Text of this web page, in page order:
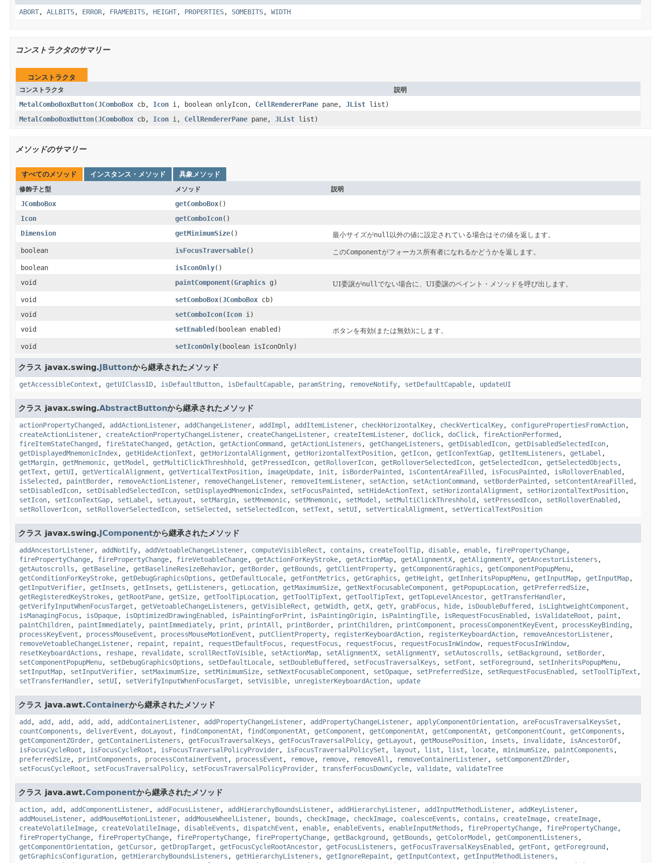
ABORT, ALLBITS, ERROR, FRAMEBITS, HEIGHT, PROPERTIES, SOMEBITS, WIDTH
コンストラクタのサマリー
コンストラクタ
コンストラクタ 説明
MetalComboBoxButton(JComboBox cb, Icon i, boolean onlyIcon, CellRendererPane pane, JList list)
MetalComboBoxButton(JComboBox cb, Icon i, CellRendererPane pane, JList list)
メソッドのサマリー
すべてのメソッド インスタンス・メソッド 具象メソッド
修飾子と型 メソッド 説明
JComboBox getComboBox()
Icon
getComboIcon()
Dimension
getMinimumSize() 最小サイズがnull 以外の値に設定されている場合はその値を返します。
boolean
isFocusTraversable() このComponentがフォーカス所有者になれるかどうかを返します。
boolean
isIconOnly()
void
paintComponent(Graphics g) UI委譲がnull でない場合に、UI委譲のペイント・メソッドを呼び出します。
void
setComboBox(JComboBox cb)
void
setComboIcon(Icon i)
void
setEnabled(boolean enabled)
ボタンを有効(または無効)にします。
void
setIconOnly(boolean isIconOnly)
クラス javax.swing.JButtonから継承されたメソッド
getAccessibleContext , getUIClassID, isDefaultButton, isDefaultCapable, paramString , removeNotify, setDefaultCapable, updateUI
クラス javax.swing.AbstractButtonから継承されたメソッド
actionPropertyChanged , addActionListener, addChangeListener, addImpl , addItemListener, checkHorizontalKey, checkVerticalKey, configurePropertiesFromAction,
createActionListener, createActionPropertyChangeListener, createChangeListener, createItemListener, doClick, doClick, fireActionPerformed ,
fireItemStateChanged , fireStateChanged , getAction, getActionCommand , getActionListeners , getChangeListeners , getDisabledIcon, getDisabledSelectedIcon,
getDisplayedMnemonicIndex, getHideActionText , getHorizontalAlignment , getHorizontalTextPosition, getIcon, getIconTextGap, getItemListeners , getLabel ,
getMargin, getMnemonic, getModel , getMultiClickThreshhold , getPressedIcon, getRolloverIcon, getRolloverSelectedIcon, getSelectedIcon, getSelectedObjects ,
getText , getUI , getVerticalAlignment , getVerticalTextPosition, imageUpdate, init , isBorderPainted , isContentAreaFilled , isFocusPainted , isRolloverEnabled ,
isSelected , paintBorder, removeActionListener, removeChangeListener, removeItemListener, setAction, setActionCommand , setBorderPainted , setContentAreaFilled ,
setDisabledIcon, setDisabledSelectedIcon, setDisplayedMnemonicIndex, setFocusPainted , setHideActionText , setHorizontalAlignment , setHorizontalTextPosition,
setIcon, setIconTextGap, setLabel , setLayout , setMargin, setMnemonic, setMnemonic, setModel , setMultiClickThreshhold , setPressedIcon, setRolloverEnabled ,
setRolloverIcon, setRolloverSelectedIcon, setSelected , setSelectedIcon, setText , setUI , setVerticalAlignment , setVerticalTextPosition
クラス javax.swing.JComponentから継承されたメソッド
addAncestorListener, addNotify, addVetoableChangeListener, computeVisibleRect , contains , createToolTip, disable, enable, firePropertyChange,
firePropertyChange, firePropertyChange, fireVetoableChange, getActionForKeyStroke, getActionMap, getAlignmentX, getAlignmentY, getAncestorListeners ,
getAutoscrolls , getBaseline, getBaselineResizeBehavior, getBorder, getBounds , getClientProperty, getComponentGraphics , getComponentPopupMenu,
getConditionForKeyStroke, getDebugGraphicsOptions , getDefaultLocale, getFontMetrics , getGraphics , getHeight , getInheritsPopupMenu, getInputMap, getInputMap,
getInputVerifier, getInsets , getInsets , getListeners , getLocation, getMaximumSize, getNextFocusableComponent , getPopupLocation, getPreferredSize,
getRegisteredKeyStrokes , getRootPane, getSize, getToolTipLocation, getToolTipText , getToolTipText , getTopLevelAncestor, getTransferHandler,
getVerifyInputWhenFocusTarget , getVetoableChangeListeners , getVisibleRect , getWidth, getX, getY, grabFocus , hide, isDoubleBuffered , isLightweightComponent ,
isManagingFocus , isOpaque, isOptimizedDrawingEnabled , isPaintingForPrint , isPaintingOrigin, isPaintingTile, isRequestFocusEnabled , isValidateRoot , paint ,
paintChildren, paintImmediately, paintImmediately, print , printAll , printBorder, printChildren, printComponent , processComponentKeyEvent , processKeyBinding ,
processKeyEvent , processMouseEvent , processMouseMotionEvent , putClientProperty, registerKeyboardAction, registerKeyboardAction, removeAncestorListener,
removeVetoableChangeListener, repaint , repaint , requestDefaultFocus , requestFocus , requestFocus , requestFocusInWindow, requestFocusInWindow,
resetKeyboardActions , reshape, revalidate, scrollRectToVisible, setActionMap, setAlignmentX, setAlignmentY, setAutoscrolls , setBackground , setBorder,
setComponentPopupMenu, setDebugGraphicsOptions , setDefaultLocale, setDoubleBuffered , setFocusTraversalKeys , setFont , setForeground , setInheritsPopupMenu,
setInputMap, setInputVerifier, setMaximumSize, setMinimumSize, setNextFocusableComponent , setOpaque, setPreferredSize, setRequestFocusEnabled , setToolTipText ,
setTransferHandler, setUI , setVerifyInputWhenFocusTarget , setVisible, unregisterKeyboardAction, update
クラス java.awt.Containerから継承されたメソッド
add , add , add , add , add , addContainerListener, addPropertyChangeListener, addPropertyChangeListener, applyComponentOrientation, areFocusTraversalKeysSet ,
countComponents , deliverEvent , doLayout , findComponentAt , findComponentAt , getComponent , getComponentAt , getComponentAt , getComponentCount , getComponents ,
getComponentZOrder, getContainerListeners , getFocusTraversalKeys , getFocusTraversalPolicy, getLayout , getMousePosition, insets , invalidate, isAncestorOf,
isFocusCycleRoot , isFocusCycleRoot , isFocusTraversalPolicyProvider, isFocusTraversalPolicySet , layout , list , list , locate, minimumSize, paintComponents ,
preferredSize, printComponents , processContainerEvent , processEvent , remove, remove, removeAll , removeContainerListener, setComponentZOrder,
setFocusCycleRoot , setFocusTraversalPolicy, setFocusTraversalPolicyProvider, transferFocusDownCycle, validate, validateTree
クラス java.awt.Componentから継承されたメソッド
action, add , addComponentListener, addFocusListener, addHierarchyBoundsListener, addHierarchyListener, addInputMethodListener, addKeyListener,
addMouseListener, addMouseMotionListener, addMouseWheelListener, bounds , checkImage, checkImage, coalesceEvents , contains , createImage, createImage,
createVolatileImage, createVolatileImage, disableEvents , dispatchEvent , enable, enableEvents , enableInputMethods , firePropertyChange, firePropertyChange,
firePropertyChange, firePropertyChange, firePropertyChange, firePropertyChange, getBackground , getBounds , getColorModel , getComponentListeners ,
getComponentOrientation, getCursor, getDropTarget , getFocusCycleRootAncestor, getFocusListeners , getFocusTraversalKeysEnabled , getFont , getForeground ,
getGraphicsConfiguration, getHierarchyBoundsListeners , getHierarchyListeners , getIgnoreRepaint , getInputContext , getInputMethodListeners ,